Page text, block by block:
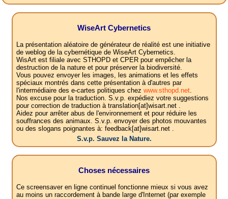
WiseArt Cybernetics
La présentation aléatoire de générateur de réalité est une initiative
de weblog de la cybernétique de WiseArt Cybernetics.
WisArt est filiale avec STHOPD et CPER pour empêcher la
destruction de la nature et pour préserver la biodiversité.
Vous pouvez envoyer les images, les animations et les effets
spéciaux montrés dans cette présentation à d'autres par
l'intermédiaire des e-cartes politiques chez www.sthopd.net.
Nos excuse pour la traduction. S.v.p. expédiez votre suggestions
pour correction de traduction à translation[at]wisart.net .
Aidez pour arrêter abus de l'environnement et pour réduire les
souffrances des animaux. S.v.p. envoyer des photos mouvantes
ou des slogans poignantes à: feedback[at]wisart.net .
S.v.p. Sauvez la Nature.
Choses nécessaires
Ce screensaver en ligne continuel fonctionne mieux si vous avez
au moins un raccordement à bande large d'Internet (par exemple